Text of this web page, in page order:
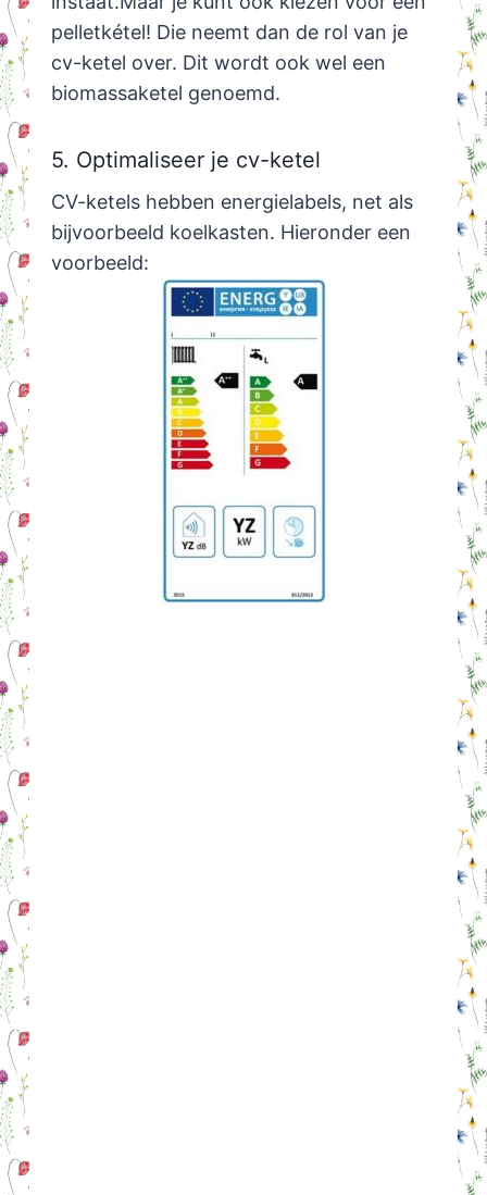
pelletkétel! Die neemt dan de rol van je
cv-ketel over. Dit wordt ook wel een
biomassaketel genoemd.
5. Optimaliseer je cv-ketel
CV-ketels hebben energielabels, net als
bijvoorbeeld koelkasten. Hieronder een
voorbeeld: